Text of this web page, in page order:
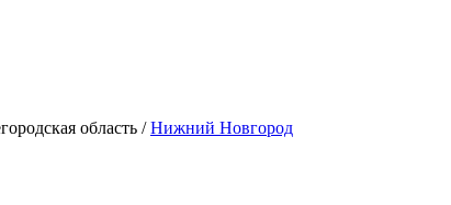
область /Нижний Новгород